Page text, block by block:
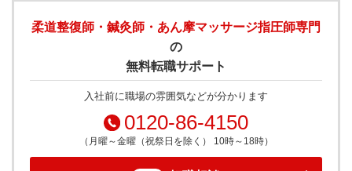
柔道整復師・鍼灸師・あん摩マッサージ指圧師専門
の
無料転職サポート
入社前に職場の雰囲気などが分かります
0120-86-4150
（月曜～金曜（祝祭日を除く） 10時～18時）